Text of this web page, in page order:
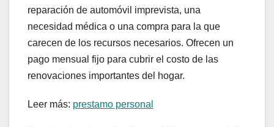
reparación de automóvil imprevista, una
necesidad médica o una compra para la que
carecen de los recursos necesarios. Ofrecen un
pago mensual fijo para cubrir el costo de las
renovaciones importantes del hogar.
Leer más: prestamo personal